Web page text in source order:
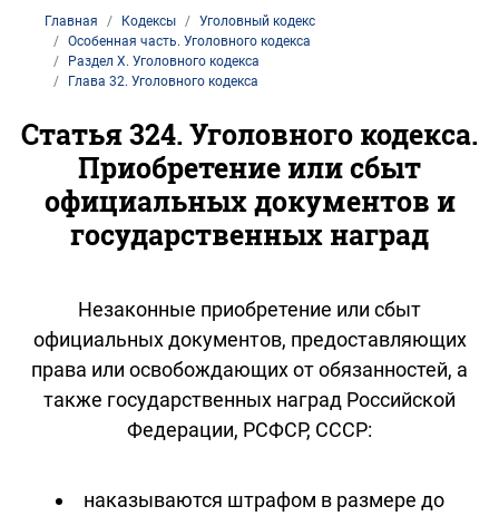
Главная Кодексы
Уголовный кодекс
Особенная часть. Уголовного кодекса
Раздел X. Уголовного кодекса
Глава 32. Уголовного кодекса
Статья 324. Уголовного кодекса.
Приобретение или сбыт
официальных документов и
государственных наград
Незаконные приобретение или сбыт
официальных документов, предоставляющих
права или освобождающих от обязанностей, а
также государственных наград Российской
Федерации, РСФСР, СССР:
наказываются штрафом в размере до